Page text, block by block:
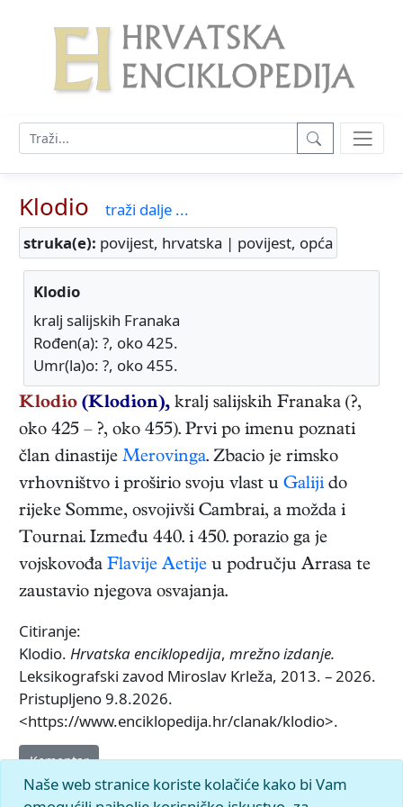
Klodio
traži dalje ...
struka(e): povijest, hrvatska | povijest, opća
Klodio
kralj salijskih Franaka
Rođen(a): ?, oko 425.
Umr(la)o: ?, oko 455.
Klodio (Klodion), kralj salijskih Franaka (?,
oko 425 – ?, oko 455). Prvi po imenu poznati
član dinastije Merovinga. Zbacio je rimsko
vrhovništvo i proširio svoju vlast u Galiji do
rijeke Somme, osvojivši Cambrai, a možda i
Tournai. Između 440. i 450. porazio ga je
vojskovođa Flavije Aetije u području Arrasa te
zaustavio njegova osvajanja.
Citiranje:
Klodio. Hrvatska enciklopedija, mrežno izdanje.
Leksikografski zavod Miroslav Krleža, 2013. – 2026.
Pristupljeno 9.8.2026.
<https://www.enciklopedija.hr/clanak/klodio>.
Komentar
Naše web stranice koriste kolačiće kako bi Vam